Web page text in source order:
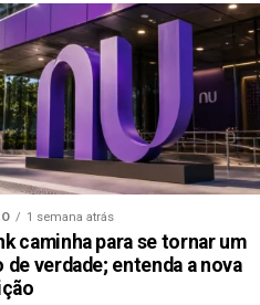
1 semana atrás
caminha para se tornar um
de verdade; entenda a nova